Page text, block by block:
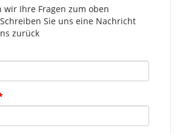
Ihre Fragen zum oben
Sie uns eine Nachricht
zurück